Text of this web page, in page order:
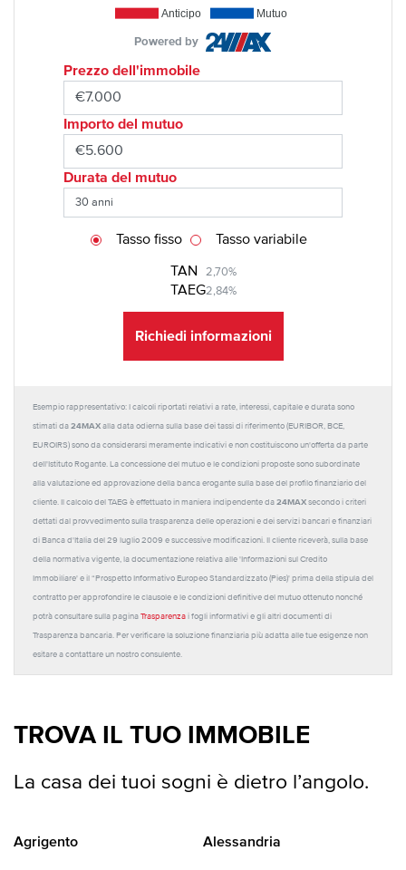
Anticipo Mutuo
Powered by
Prezzo dell'immobile
Importo del mutuo
Durata del mutuo
TAN 2,70%
TAEG2,84%
Tasso fisso Tasso variabile
Richiedi informazioni
Esempio rappresentativo: I calcoli riportati relativi a rate, interessi, capitale e durata sono
stimati da 24MAX alla data odierna sulla base dei tassi di riferimento (EURIBOR, BCE,
EUROIRS) sono da considerarsi meramente indicativi e non costituiscono un'offerta da parte
dell'Istituto Rogante. La concessione del mutuo e le condizioni proposte sono subordinate
alla valutazione ed approvazione della banca erogante sulla base del profilo finanziario del
cliente. Il calcolo del TAEG è effettuato in maniera indipendente da 24MAX secondo i criteri
dettati dal provvedimento sulla trasparenza delle operazioni e dei servizi bancari e finanziari
di Banca d'Italia del 29 luglio 2009 e successive modificazioni. Il cliente riceverà, sulla base
della normativa vigente, la documentazione relativa alle 'Informazioni sul Credito
Immobiliare' e il “Prospetto Informativo Europeo Standardizzato (Pies)' prima della stipula del
contratto per approfondire le clausole e le condizioni definitive del mutuo ottenuto nonché
potrà consultare sulla pagina Trasparenza i fogli informativi e gli altri documenti di
Trasparenza bancaria. Per verificare la soluzione finanziaria più adatta alle tue esigenze non
esitare a contattare un nostro consulente.
TROVA IL TUO IMMOBILE
La casa dei tuoi sogni è dietro l’angolo.
Agrigento Alessandria